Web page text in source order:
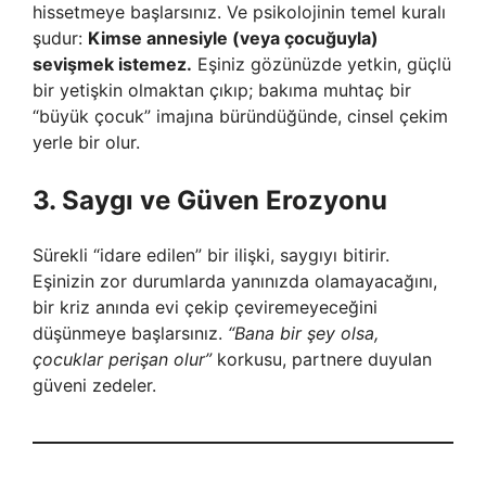
hissetmeye başlarsınız. Ve psikolojinin temel kuralı
şudur: Kimse annesiyle (veya çocuğuyla)
sevişmek istemez. Eşiniz gözünüzde yetkin, güçlü
bir yetişkin olmaktan çıkıp; bakıma muhtaç bir
“büyük çocuk” imajına büründüğünde, cinsel çekim
yerle bir olur.
3. Saygı ve Güven Erozyonu
Sürekli “idare edilen” bir ilişki, saygıyı bitirir.
Eşinizin zor durumlarda yanınızda olamayacağını,
bir kriz anında evi çekip çeviremeyeceğini
düşünmeye başlarsınız. “Bana bir şey olsa,
çocuklar perişan olur”korkusu, partnere duyulan
güveni zedeler.